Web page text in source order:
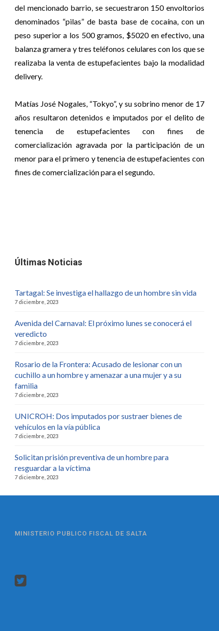
del mencionado barrio, se secuestraron 150 envoltorios
denominados “pilas” de basta base de cocaína, con un
peso superior a los 500 gramos, $5020 en efectivo, una
balanza gramera y tres teléfonos celulares con los que se
realizaba la venta de estupefacientes bajo la modalidad
delivery.
Matías José Nogales, “Tokyo”, y su sobrino menor de 17
años resultaron detenidos e imputados por el delito de
tenencia de estupefacientes con fines de
comercialización agravada por la participación de un
menor para el primero y tenencia de estupefacientes con
fines de comercialización para el segundo.
Últimas Noticias
Tartagal: Se investiga el hallazgo de un hombre sin vida
7 diciembre, 2023
Avenida del Carnaval: El próximo lunes se conocerá el
veredicto
7 diciembre, 2023
Rosario de la Frontera: Acusado de lesionar con un
cuchillo a un hombre y amenazar a una mujer y a su
familia
7 diciembre, 2023
UNICROH: Dos imputados por sustraer bienes de
vehículos en la vía pública
7 diciembre, 2023
Solicitan prisión preventiva de un hombre para
resguardar a la víctima
7 diciembre, 2023
MINISTERIO PUBLICO FISCAL DE SALTA